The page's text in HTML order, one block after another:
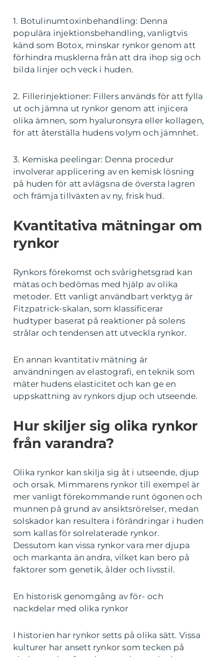
1. Botulinumtoxinbehandling: Denna
populära injektionsbehandling, vanligtvis
känd som Botox, minskar rynkor genom att
förhindra musklerna från att dra ihop sig och
bilda linjer och veck i huden.
2. Fillerinjektioner: Fillers används för att fylla
ut och jämna ut rynkor genom att injicera
olika ämnen, som hyaluronsyra eller kollagen,
för att återställa hudens volym och jämnhet.
3. Kemiska peelingar: Denna procedur
involverar applicering av en kemisk lösning
på huden för att avlägsna de översta lagren
och främja tillväxten av ny, frisk hud.
Kvantitativa mätningar om
rynkor
Rynkors förekomst och svårighetsgrad kan
mätas och bedömas med hjälp av olika
metoder. Ett vanligt användbart verktyg är
Fitzpatrick-skalan, som klassificerar
hudtyper baserat på reaktioner på solens
strålar och tendensen att utveckla rynkor.
En annan kvantitativ mätning är
användningen av elastografi, en teknik som
mäter hudens elasticitet och kan ge en
uppskattning av rynkors djup och utseende.
Hur skiljer sig olika rynkor
från varandra?
Olika rynkor kan skilja sig åt i utseende, djup
och orsak. Mimmarens rynkor till exempel är
mer vanligt förekommande runt ögonen och
munnen på grund av ansiktsrörelser, medan
solskador kan resultera i förändringar i huden
som kallas för solrelaterade rynkor.
Dessutom kan vissa rynkor vara mer djupa
och markanta än andra, vilket kan bero på
faktorer som genetik, ålder och livsstil.
En historisk genomgång av för- och
nackdelar med olika rynkor
I historien har rynkor setts på olika sätt. Vissa
kulturer har ansett rynkor som tecken på